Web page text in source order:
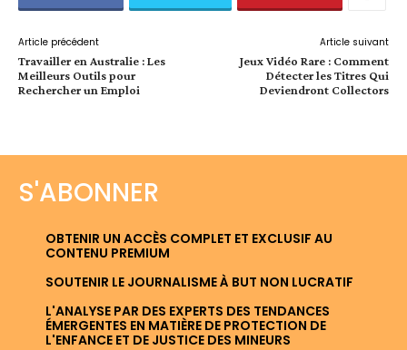
Article précédent
Travailler en Australie : Les
Meilleurs Outils pour
Rechercher un Emploi
Article suivant
Jeux Vidéo Rare : Comment
Détecter les Titres Qui
Deviendront Collectors
S'ABONNER
OBTENIR UN ACCÈS COMPLET ET EXCLUSIF AU
CONTENU PREMIUM
SOUTENIR LE JOURNALISME À BUT NON LUCRATIF
L'ANALYSE PAR DES EXPERTS DES TENDANCES
ÉMERGENTES EN MATIÈRE DE PROTECTION DE
L'ENFANCE ET DE JUSTICE DES MINEURS